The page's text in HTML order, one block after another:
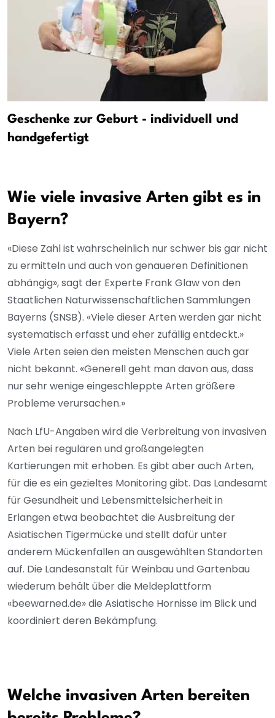
Geschenke zur Geburt - individuell und
handgefertigt
Wie viele invasive Arten gibt es in
Bayern?
«Diese Zahl ist wahrscheinlich nur schwer bis gar nicht
zu ermitteln und auch von genaueren Definitionen
abhängig», sagt der Experte Frank Glaw von den
Staatlichen Naturwissenschaftlichen Sammlungen
Bayerns (SNSB). «Viele dieser Arten werden gar nicht
systematisch erfasst und eher zufällig entdeckt.»
Viele Arten seien den meisten Menschen auch gar
nicht bekannt. «Generell geht man davon aus, dass
nur sehr wenige eingeschleppte Arten größere
Probleme verursachen.»
Nach LfU-Angaben wird die Verbreitung von invasiven
Arten bei regulären und großangelegten
Kartierungen mit erhoben. Es gibt aber auch Arten,
für die es ein gezieltes Monitoring gibt. Das Landesamt
für Gesundheit und Lebensmittelsicherheit in
Erlangen etwa beobachtet die Ausbreitung der
Asiatischen Tigermücke und stellt dafür unter
anderem Mückenfallen an ausgewählten Standorten
auf. Die Landesanstalt für Weinbau und Gartenbau
wiederum behält über die Meldeplattform
«beewarned.de» die Asiatische Hornisse im Blick und
koordiniert deren Bekämpfung.
Welche invasiven Arten bereiten